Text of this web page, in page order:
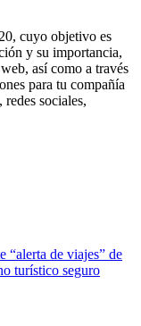
cuyo objetivo es
y su importancia,
así como a través
para tu compañía
sociales,
“alerta de viajes” de
turístico seguro